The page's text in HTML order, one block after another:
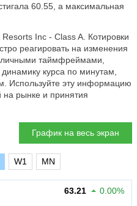
60.55, а максимальная
Inc - Class A. Котировки
реагировать на изменения
таймфреймами,
курса по минутам,
Используйте эту информацию
на рынке и принятия
График на весь экран
W1 MN
63.21 0.00%